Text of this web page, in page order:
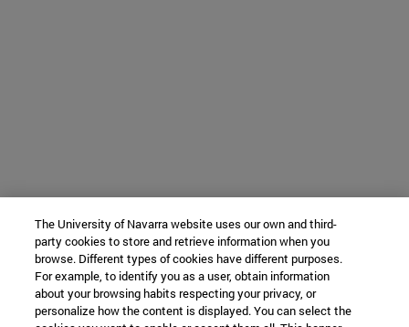
The University of Navarra website uses our own and third-
party cookies to store and retrieve information when you
browse. Different types of cookies have different purposes.
For example, to identify you as a user, obtain information
about your browsing habits respecting your privacy, or
personalize how the content is displayed. You can select the